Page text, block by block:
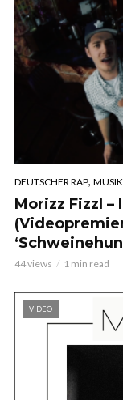
DEUTSCHER RAP, MUSIK
Morizz Fizzl
44 views 1 min read
VIDEO